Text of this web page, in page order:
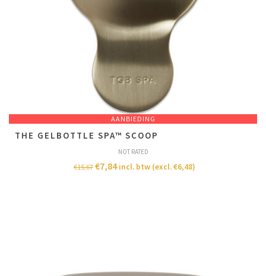
AANBIEDING
T​H​E GELBOTTLE SPA™ SCOOP
NOT RATED
€15,67 €7,84 incl. btw (excl.€6,48)